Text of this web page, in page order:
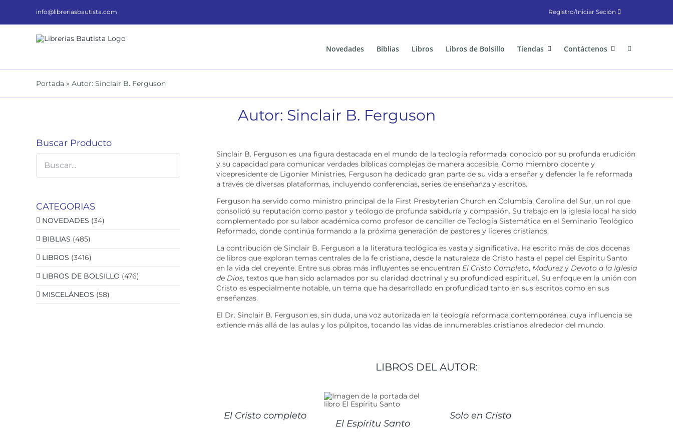
info@libreriasbautista.com Registro/Iniciar Seción
Novedades Biblias Libros Libros de Bolsillo Tiendas Contáctenos
Portada » Autor: Sinclair B. Ferguson
Autor: Sinclair B. Ferguson
Sinclair B. Ferguson es una figura destacada en el mundo de la teología reformada, conocido por su profunda erudición
y su capacidad para comunicar verdades bíblicas complejas de manera accesible. Como miembro docente y
vicepresidente de Ligonier Ministries, Ferguson ha dedicado gran parte de su vida a enseñar y defender la fe reformada
a través de diversas plataformas, incluyendo conferencias, series de enseñanza y escritos.
Ferguson ha servido como ministro principal de la First Presbyterian Church en Columbia, Carolina del Sur, un rol que
consolidó su reputación como pastor y teólogo de profunda sabiduría y compasión. Su trabajo en la iglesia local ha sido
complementado por su labor académica como profesor de canciller de Teología Sistemática en el Seminario Teológico
Reformado, donde continúa formando a la próxima generación de pastores y líderes cristianos.
La contribución de Sinclair B. Ferguson a la literatura teológica es vasta y significativa. Ha escrito más de dos docenas
de libros que exploran temas centrales de la fe cristiana, desde la naturaleza de Cristo hasta el papel del Espíritu Santo
en la vida del creyente. Entre sus obras más influyentes se encuentran El Cristo Completo, Madurez y Devoto a la Iglesia
de Dios, textos que han sido aclamados por su claridad doctrinal y su profundidad espiritual. Su enfoque en la unión con
Cristo es especialmente notable, un tema que ha desarrollado en profundidad tanto en sus escritos como en sus
enseñanzas.
El Dr. Sinclair B. Ferguson es, sin duda, una voz autorizada en la teología reformada contemporánea, cuya influencia se
extiende más allá de las aulas y los púlpitos, tocando las vidas de innumerables cristianos alrededor del mundo.
LIBROS DEL AUTOR:
El Cristo completo
El Espíritu Santo
Solo en Cristo
Buscar Producto
CATEGORIAS
NOVEDADES (34)
BIBLIAS (485)
LIBROS (3416)
LIBROS DE BOLSILLO (476)
MISCELÁNEOS (58)